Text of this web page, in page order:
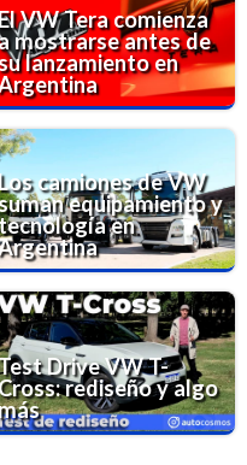
VW Tera comienza
mostrarse antes de
lanzamiento en
camiones de VW
equipamiento y
en
Drive VW T-
rediseño y algo